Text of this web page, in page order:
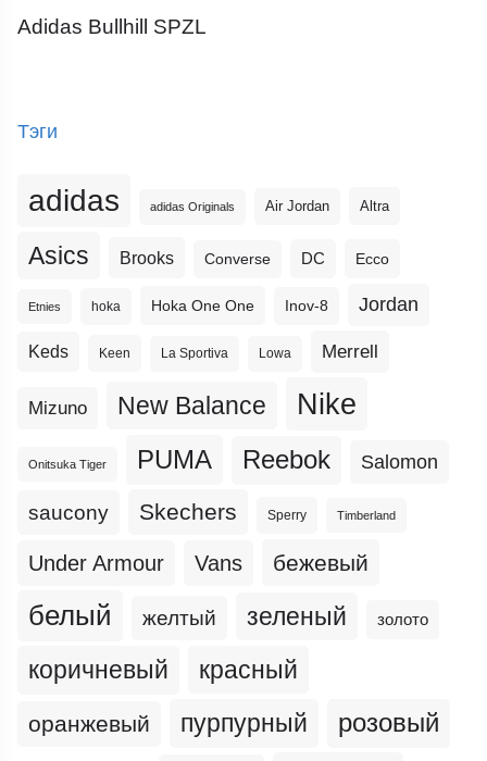
Adidas Bullhill SPZL
Тэги
adidas adidas Originals Air Jordan Altra
Asics Brooks Converse DC Ecco
Etnies hoka Hoka One One Inov-8 Jordan
Keds Keen La Sportiva Lowa Merrell
Mizuno New Balance Nike
Onitsuka Tiger PUMA Reebok Salomon
saucony Skechers Sperry Timberland
Under Armour Vans бежевый
белый желтый зеленый золото
коричневый красный
оранжевый пурпурный розовый